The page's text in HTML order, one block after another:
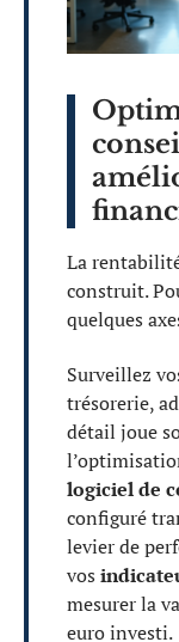
La
construit.
quelques
Surveillez
trésorerie,
détail joue
logiciel de
configuré
levier de
vos
mesurer la
euro investi.